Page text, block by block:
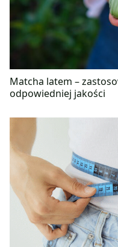
Matcha latem –
odpowiedniej jakości